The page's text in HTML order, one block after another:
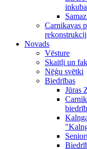
Carnikavas
Novads
Vēsture
Skaitļi un
Nēģu svētki
Biedrības
Jūras